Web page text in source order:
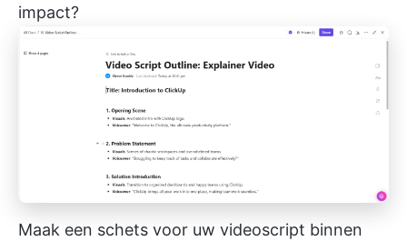
impact?
Maak een schets voor uw videoscript binnen